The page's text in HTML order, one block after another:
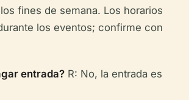
fines de semana. Los horarios
los eventos; confirme con
entrada? R: No, la entrada es